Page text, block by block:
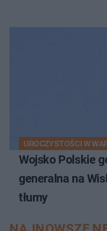
UROCZYSTOŚCI W
Wojsko Polskie
generalna na
tłumy